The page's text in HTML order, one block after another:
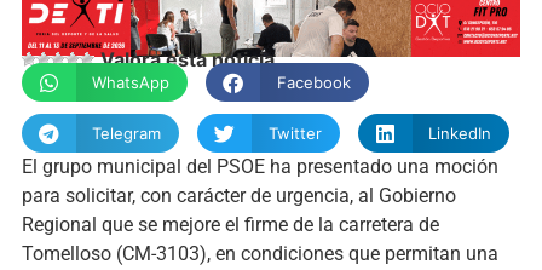
Valora esta noticia
WhatsApp Facebook
Telegram Twitter LinkedIn
El grupo municipal del PSOE ha presentado una moción
para solicitar, con carácter de urgencia, al Gobierno
Regional que se mejore el firme de la carretera de
Tomelloso (CM-3103), en condiciones que permitan una